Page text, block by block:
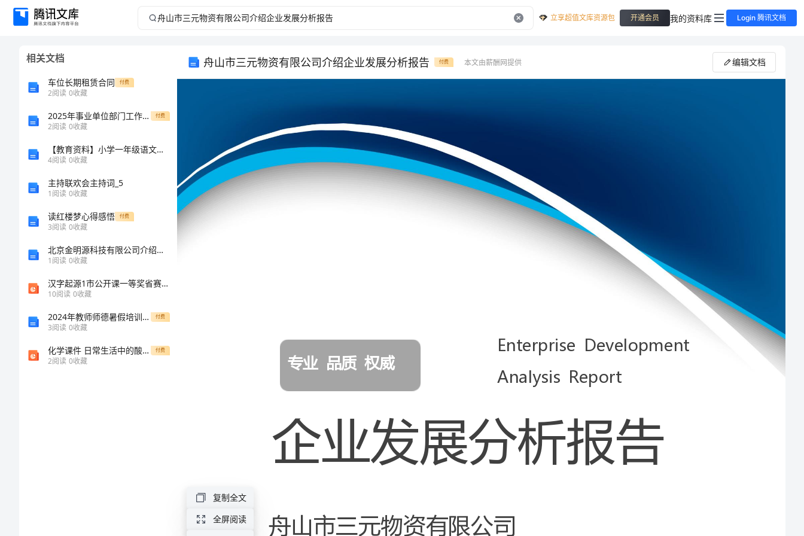
舟
立享超值文库资源包 开通会员 我的资料库 Login 腾讯文档
相关文档
车位长期租赁合同 付费
2阅读 0收藏
2025年事业单位部门工作总结 付费
2阅读 0收藏
【教育资料】小学一年级语文教案《gkh》教案
4阅读 0收藏
主持联欢会主持词_5
1阅读 0收藏
读红楼梦心得感悟 付费
3阅读 0收藏
北京金明源科技有限公司介绍企业发展分析报告
1阅读 0收藏
汉字起源1市公开课一等奖省赛课微课金奖PPT课件
10阅读 0收藏
2024年教师师德暑假培训心得体会 付费
3阅读 0收藏
化学课件 日常生活中的酸和碱 付费
2阅读 0收藏
舟山市三元物资有限公司介绍企业发展分析报告 付费 本文由薪酬网提供 编辑文档
企业发展分析报告
复制全文
全屏阅读